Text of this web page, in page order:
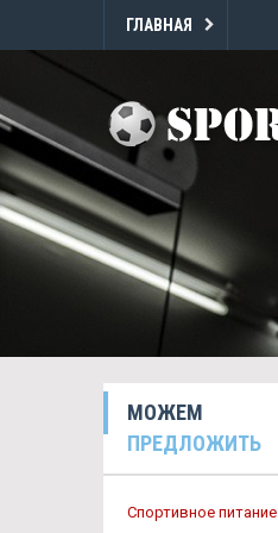
ГЛАВНАЯ
МОЖЕМ
ПРЕДЛОЖИТЬ
Спортивное питание